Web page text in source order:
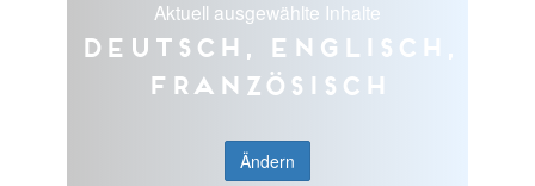
Aktuell ausgewählte Inhalte
Deutsch, Englisch,
Französisch
Ändern